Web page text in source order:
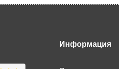
Информация